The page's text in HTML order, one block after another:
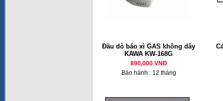
Đầu dò báo xì GAS không dây
KAWA KW-168G
890,000 VNĐ
Bảo hành : 12 tháng